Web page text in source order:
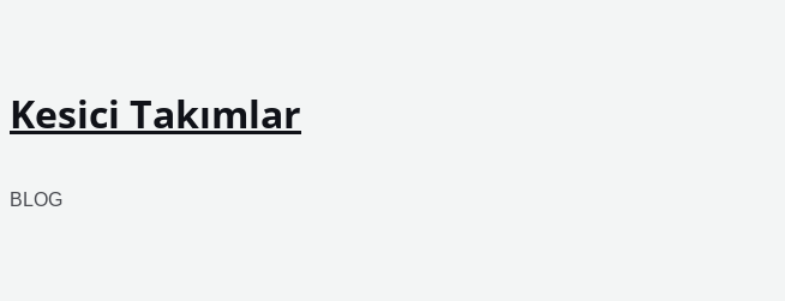
Kesici Takımlar
BLOG